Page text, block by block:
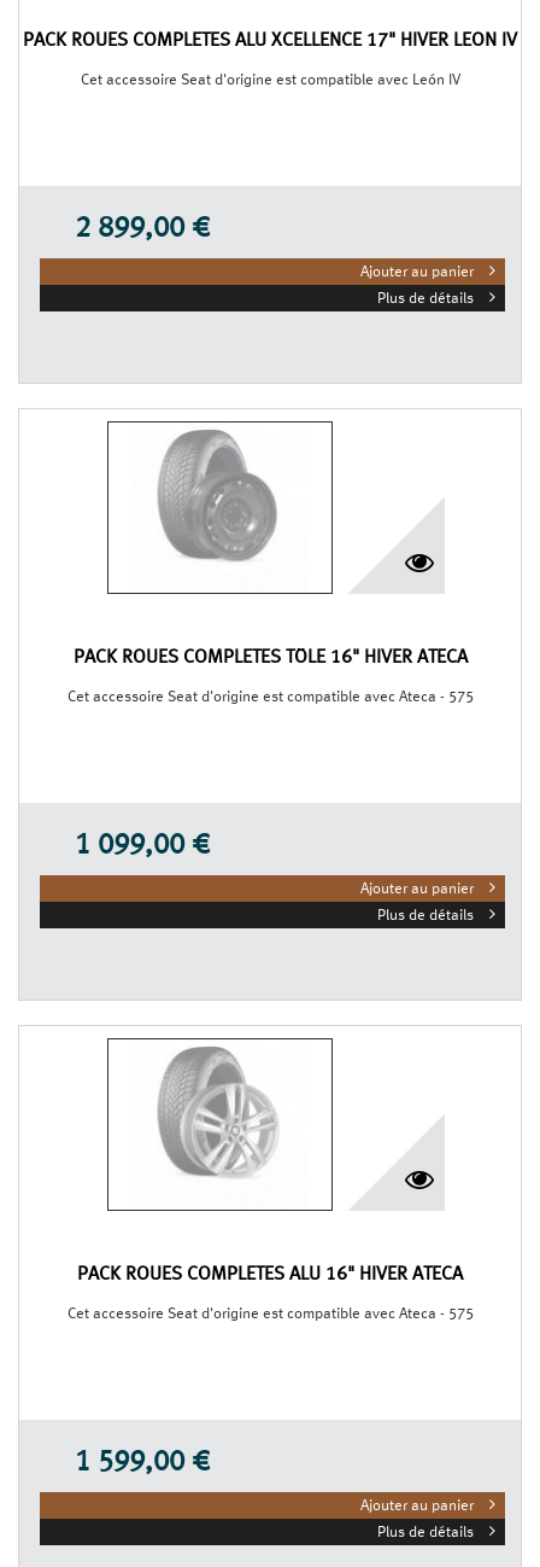
PACK ROUES COMPLÈTES ALU XCELLENCE 17" HIVER LEON IV
Cet accessoire Seat d'origine est compatible avec León IV
2 899,00 €
Ajouter au panier
Plus de détails
PACK ROUES COMPLÈTES TÔLE 16" HIVER ATECA
Cet accessoire Seat d'origine est compatible avec Ateca - 575
1 099,00 €
Ajouter au panier
Plus de détails
PACK ROUES COMPLÈTES ALU 16" HIVER ATECA
Cet accessoire Seat d'origine est compatible avec Ateca - 575
1 599,00 €
Ajouter au panier
Plus de détails